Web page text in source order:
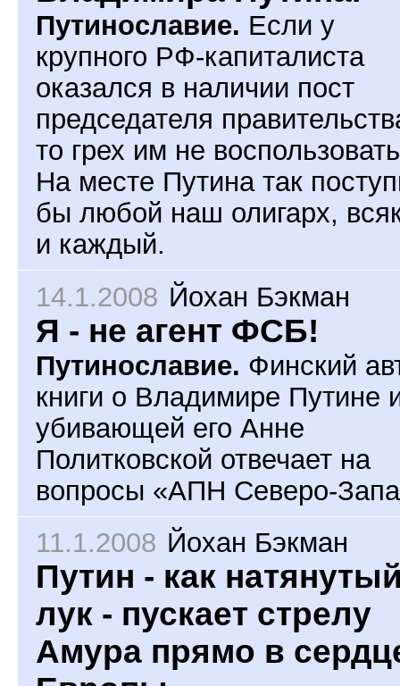
Путинославие. Если у
крупного РФ-капиталиста
оказался в наличии пост
председателя
то грех им не
На месте Путина так
бы любой наш олигарх,
и каждый.
14.1.2008 Йохан Бэкман
Я - не агент ФСБ!
Путинославие. Финский
книги о Владимире Путине
убивающей его Анне
Политковской отвечает на
вопросы «АПН Северо-
11.1.2008 Йохан Бэкман
Путин - как
лук - пускает стрелу
Амура прямо в